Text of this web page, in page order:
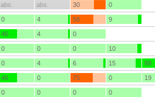
abs. abs. 30 0
0 4 58 9
46 4 0
0 0 0 10
0 4 6 15 88
46 0 75 0 19
0 0 0 0